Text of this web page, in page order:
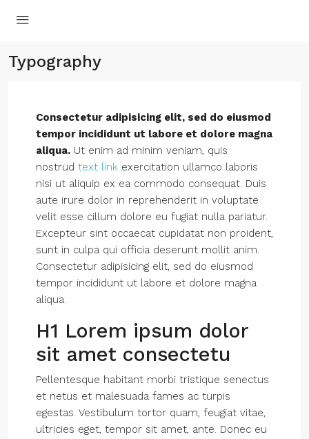
Typography
Consectetur adipisicing elit, sed do eiusmod
tempor incididunt ut labore et dolore magna
aliqua. Ut enim ad minim veniam, quis
nostrud text link exercitation ullamco laboris
nisi ut aliquip ex ea commodo consequat. Duis
aute irure dolor in reprehenderit in voluptate
velit esse cillum dolore eu fugiat nulla pariatur.
Excepteur sint occaecat cupidatat non proident,
sunt in culpa qui officia deserunt mollit anim.
Consectetur adipisicing elit, sed do eiusmod
tempor incididunt ut labore et dolore magna
aliqua.
H1 Lorem ipsum dolor
sit amet consectetu
Pellentesque habitant morbi tristique senectus
et netus et malesuada fames ac turpis
egestas. Vestibulum tortor quam, feugiat vitae,
ultricies eget, tempor sit amet, ante. Donec eu